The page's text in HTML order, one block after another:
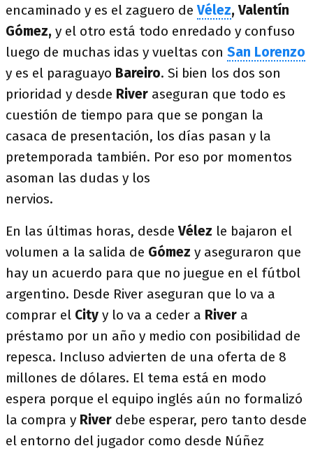
encaminado y es el zaguero deVélez, Valentín
Gómez, y el otro está todo enredado y confuso
luego de muchas idas y vueltas con San Lorenzo
y es el paraguayo Bareiro. Si bien los dos son
prioridad y desde River aseguran que todo es
cuestión de tiempo para que se pongan la
casaca de presentación, los días pasan y la
pretemporada también. Por eso por momentos
asoman las dudas y los
nervios.
En las últimas horas, desdeVélez le bajaron el
volumen a la salida de Gómez y aseguraron que
hay un acuerdo para que no juegue en el fútbol
argentino. Desde River aseguran que lo va a
comprar el City y lo va a ceder a River a
préstamo por un año y medio con posibilidad de
repesca. Incluso advierten de una oferta de 8
millones de dólares. El tema está en modo
espera porque el equipo inglés aún no formalizó
la compra y River debe esperar, pero tanto desde
el entorno del jugador como desde Núñez